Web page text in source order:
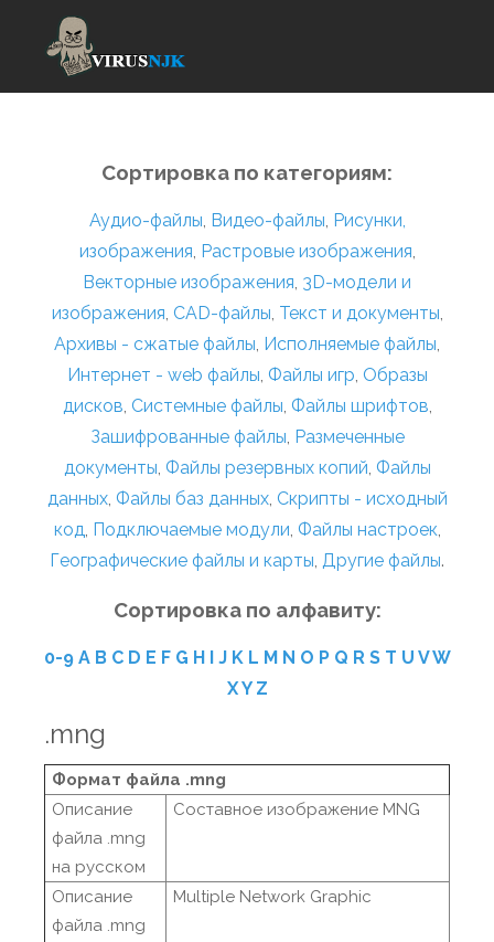
Сортировка по категориям:
Аудио-файлы, Видео-файлы, Рисунки,
изображения, Растровые изображения,
Векторные изображения, 3D-модели и
изображения, CAD-файлы, Текст и документы,
Архивы - сжатые файлы, Исполняемые файлы,
Интернет - web файлы, Файлы игр, Образы
дисков, Системные файлы, Файлы шрифтов,
Зашифрованные файлы, Размеченные
документы, Файлы резервных копий, Файлы
данных, Файлы баз данных, Скрипты - исходный
код, Подключаемые модули, Файлы настроек,
Географические файлы и карты, Другие файлы.
Сортировка по алфавиту:
0-9 A B C D E F G H I J K L M N O P Q R S T U VW
XY Z
.mng
Формат файла .mng
Описание
файла .mng
на русском
Составное изображение MNG
Описание
файла .mng
Multiple Network Graphic